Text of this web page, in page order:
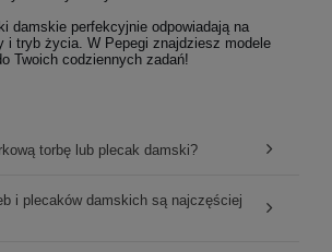
damskie perfekcyjnie odpowiadają na
i tryb życia. W Pepegi znajdziesz modele
Twoich codziennych zadań!
torbę lub plecak damski?
– inny model sprawdzi się na co
i plecaków damskich są najczęściej